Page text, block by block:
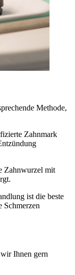
Methode,
Zahnmark
Zahnwurzel mit
ist die beste
Schmerzen
Ihnen gern